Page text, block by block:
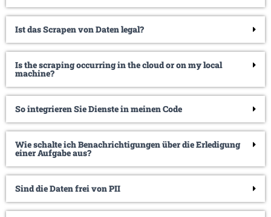
Ist das Scrapen von Daten legal?
Is the scraping occurring in the cloud or on my local
machine?
So integrieren Sie Dienste in meinen Code
Wie schalte ich Benachrichtigungen über die Erledigung
einer Aufgabe aus?
Sind die Daten frei von PII